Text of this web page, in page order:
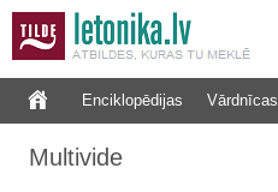
Enciklopēdijas Vārdnīcas
Multivide